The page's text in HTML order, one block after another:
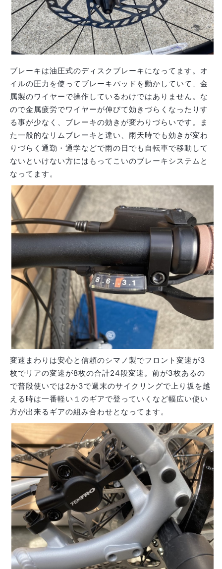
ブレーキは油圧式のディスクブレーキになってます。オ
イルの圧力を使ってブレーキパッドを動かしていて、金
属製のワイヤーで操作しているわけではありません。な
ので金属疲労でワイヤーが伸びて効きづらくなったりす
る事が少なく、ブレーキの効きが変わりづらいです。ま
た一般的なリムブレーキと違い、雨天時でも効きが変わ
りづらく通勤・通学などで雨の日でも自転車で移動して
ないといけない方にはもってこいのブレーキシステムと
なってます。
変速まわりは安心と信頼のシマノ製でフロント変速が3
枚でリアの変速が8枚の合計24段変速。前が3枚あるの
で普段使いでは2か3で週末のサイクリングで上り坂を越
える時は一番軽い１のギアで登っていくなど幅広い使い
方が出来るギアの組み合わせとなってます。